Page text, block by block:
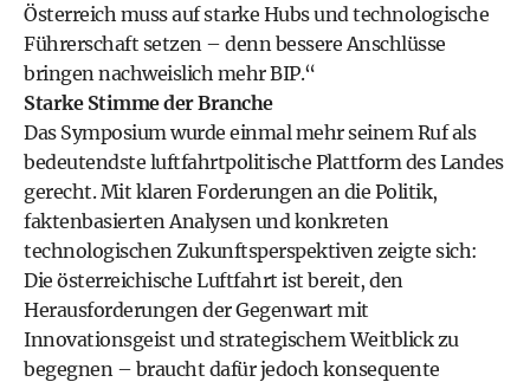
Österreich muss auf starke Hubs und technologische
Führerschaft setzen – denn bessere Anschlüsse
bringen nachweislich mehr BIP.“
Starke Stimme der Branche
Das Symposium wurde einmal mehr seinem Ruf als
bedeutendste luftfahrtpolitische Plattform des Landes
gerecht. Mit klaren Forderungen an die Politik,
faktenbasierten Analysen und konkreten
technologischen Zukunftsperspektiven zeigte sich:
Die österreichische Luftfahrt ist bereit, den
Herausforderungen der Gegenwart mit
Innovationsgeist und strategischem Weitblick zu
begegnen – braucht dafür jedoch konsequente